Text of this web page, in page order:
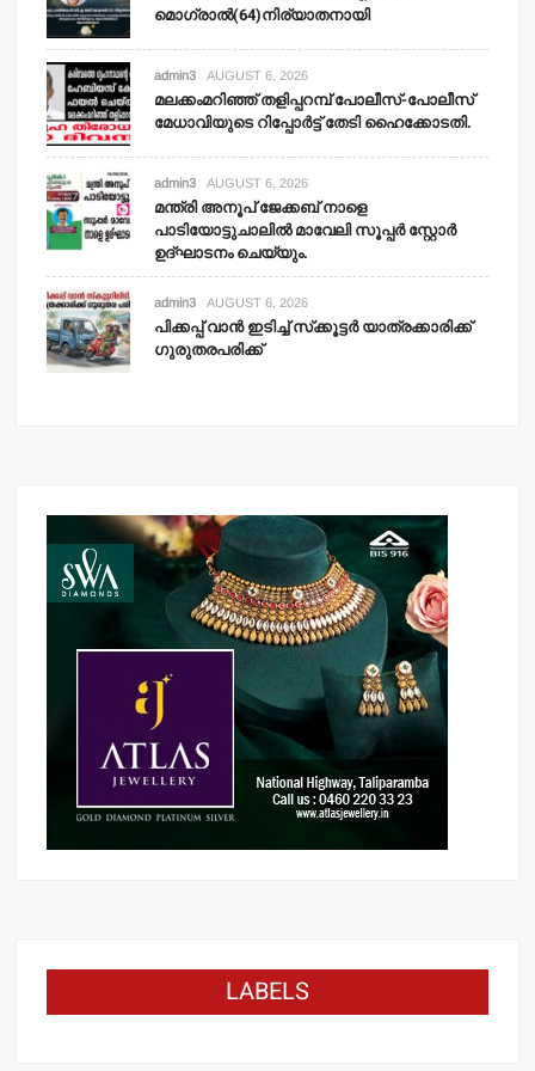
മൊഗ്രാല്‍(64)നിര്യാതനായി
admin3 AUGUST 6, 2026
മലക്കംമറിഞ്ഞ് തളിപ്പറമ്പ് പോലീസ്-പോലീസ്
മേധാവിയുടെ റിപ്പോര്‍ട്ട് തേടി ഹൈക്കോടതി.
admin3 AUGUST 6, 2026
മന്ത്രി അനൂപ് ജേക്കബ് നാളെ
പാടിയോട്ടുചാലില്‍ മാവേലി സൂപ്പര്‍ സ്റ്റോര്‍
ഉദ്ഘാടനം ചെയ്യും.
admin3 AUGUST 6, 2026
പിക്കപ്പ് വാന്‍ ഇടിച്ച് സ്‌ക്കൂട്ടര്‍ യാത്രക്കാരിക്ക്
ഗുരുതരപരിക്ക്
LABELS